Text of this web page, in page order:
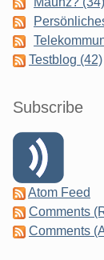
Testblog (42)
Subscribe
Atom Feed
Comments
Comments